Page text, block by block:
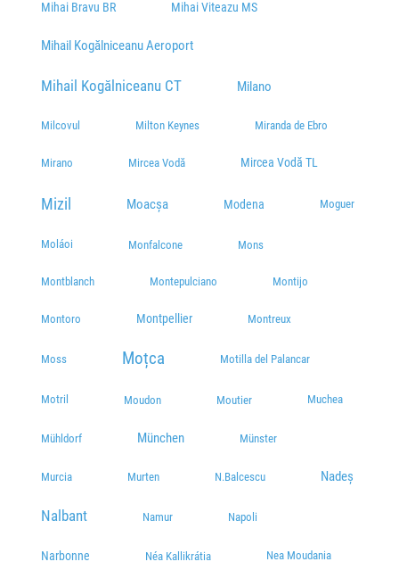
Mihai Bravu BR Mihai Viteazu MS
Mihail Kogălniceanu Aeroport
Mihail Kogălniceanu CT Milano
Milcovul Milton Keynes Miranda de Ebro
Mirano Mircea Vodă Mircea Vodă TL
Mizil Moacșa Modena Moguer
Moláoi Monfalcone Mons
Montblanch Montepulciano Montijo
Montoro Montpellier Montreux
Moss Moțca Motilla del Palancar
Motril Moudon Moutier Muchea
Mühldorf München Münster
Murcia Murten N.Balcescu Nadeș
Nalbant Namur Napoli
Narbonne Néa Kallikrátia Nea Moudania